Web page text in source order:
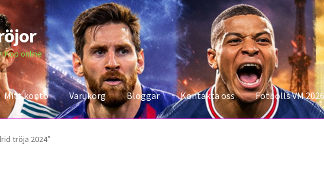
Köp online
Mitt konto Varukorg Bloggar Kontakta oss Fotbolls VM 2026
oss Mitt konto
tröja 2024”